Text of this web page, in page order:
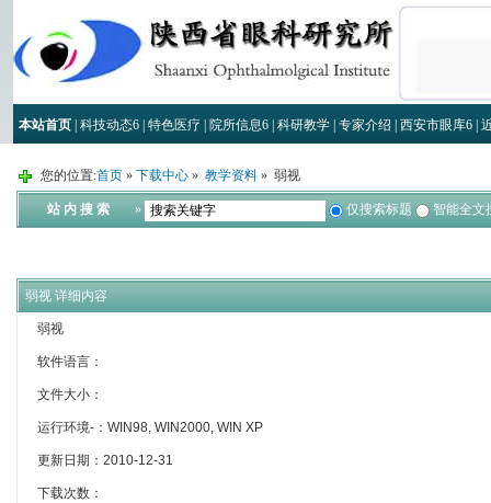
本站首页| 科技动态6| 特色医疗 院所信息6| 科研教学| 专家介绍 西安市眼库6|
您的位置:首页 » 下载中心 » 教学资料 » 弱视
站 内 搜 索 » 仅搜索标题 智能全文
弱视 详细内容
弱视
软件语言：
文件大小：
运行环境-：WIN98, WIN2000, WIN XP
更新日期：2010-12-31
下载次数：